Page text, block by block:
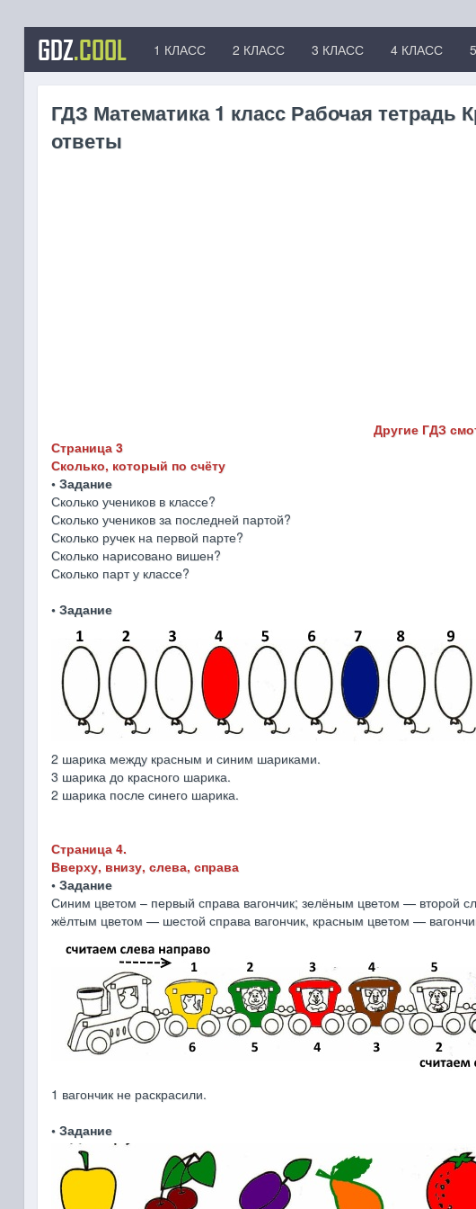
GDZ.COOL 1 КЛАСС 2 КЛАСС 3 КЛАСС 4 КЛАСС
ГДЗ Математика 1 класс Рабочая тетрадь
ответы
Другие ГДЗ
Страница 3
Сколько, который по счёту
• Задание
Сколько учеников в классе?
Сколько учеников за последней партой?
Сколько ручек на первой парте?
Сколько нарисовано вишен?
Сколько парт у классе?
• Задание
2 шарика между красным и синим шариками.
3 шарика до красного шарика.
2 шарика после синего шарика.
Страница 4.
Вверху, внизу, слева, справа
• Задание
Синим цветом – первый справа вагончик; зелёным цветом — второй
жёлтым цветом — шестой справа вагончик, красным цветом —
1 вагончик не раскрасили.
• Задание